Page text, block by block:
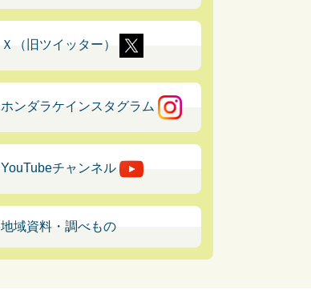
Ｘ（旧ツイッター）
ホンダラケインスタグラム
YouTubeチャンネル
地域資料・調べもの